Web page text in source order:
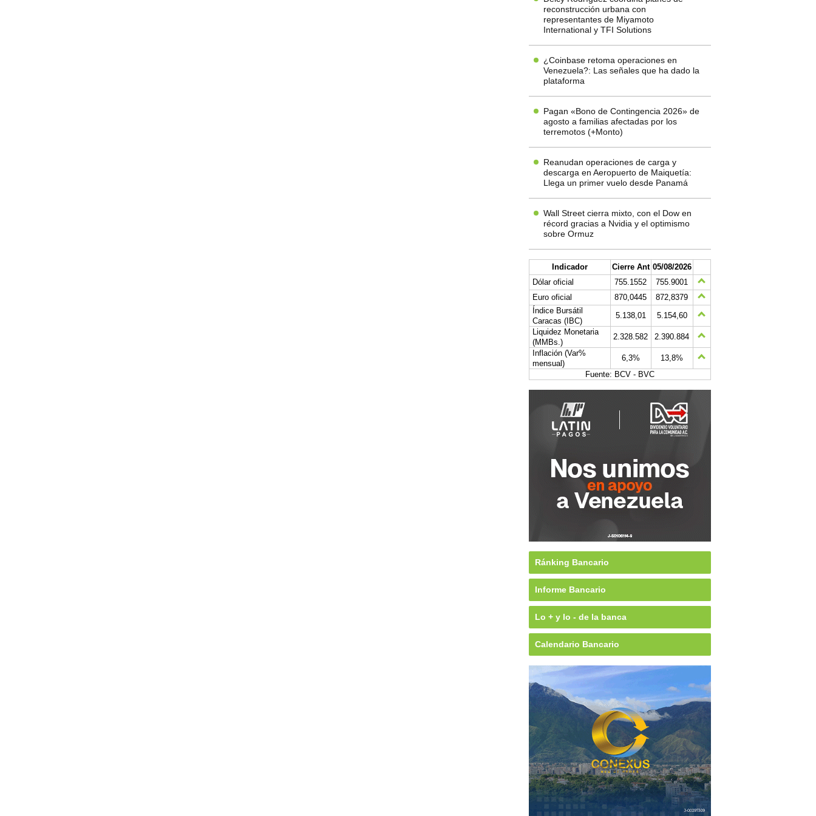
reconstrucción urbana con
representantes de Miyamoto
International y TFI Solutions
¿Coinbase retoma operaciones en
Venezuela?: Las señales que ha dado la
plataforma
Pagan «Bono de Contingencia 2026» de
agosto a familias afectadas por los
terremotos (+Monto)
Reanudan operaciones de carga y
descarga en Aeropuerto de Maiquetía:
Llega un primer vuelo desde Panamá
Wall Street cierra mixto, con el Dow en
récord gracias a Nvidia y el optimismo
sobre Ormuz
Indicador Cierre Ant 05/08/2026
Dólar oficial
755.1552
755.9001
Euro oficial
870,0445
872,8379
Índice Bursátil
Caracas (IBC)
5.138,01
5.154,60
Liquidez Monetaria
(MMBs.)
2.328.582
2.390.884
Inflación (Var%
mensual)
6,3%
13,8%
Fuente: BCV - BVC
Ránking Bancario
Informe Bancario
Lo + y lo - de la banca
Calendario Bancario